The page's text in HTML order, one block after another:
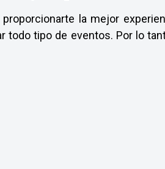
la mejor
todo tipo de eventos. Por lo